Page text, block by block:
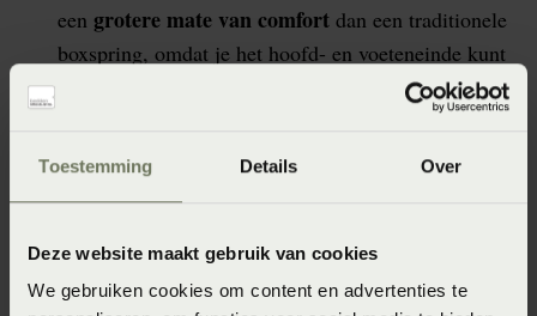
Toestemming Details Over
Deze website maakt gebruik van cookies
We gebruiken cookies om content en advertenties te
een grotere mate van comfort dan een traditionele
boxspring, omdat je het hoofd- en voeteneinde kunt
verstellen om een meer gepaste houding te bereiken.
gemakkelijker te bedienen dan een traditionele
boxspring, omdat je de verstellingen kunt maken
Vermindering van rugpijn: Door de verstelbare
hoofd- en voeteneinden kan je jouw rug in een